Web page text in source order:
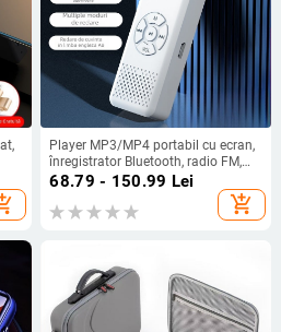
Player MP3/MP4 portabil cu ecran,
înregistrator Bluetooth, radio FM,
audiobook-uri, USB flash drive cu
68.79 - 150.99 Lei
add_shopping_cart